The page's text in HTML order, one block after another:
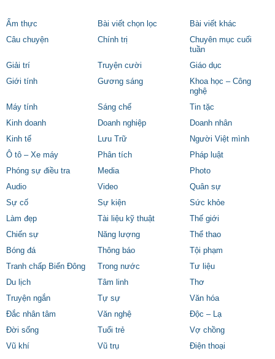
Ẩm thực Bài viết chọn lọc
Bài viết khác
Câu chuyện
Chính trị
Chuyên mục cuối
tuần
Giải trí
Truyện cười
Giáo dục
Giới tính
Gương sáng
Khoa học – Công
nghệ
Máy tính
Sáng chế
Tin tặc
Kinh doanh
Doanh nghiệp
Doanh nhân
Kinh tế
Lưu Trữ
Người Việt mình
Ô tô – Xe máy
Phân tích
Pháp luật
Phóng sự điều tra
Media
Photo
Audio
Video
Quân sự
Sự cố
Sự kiện
Sức khỏe
Làm đẹp
Tài liệu kỹ thuật
Thế giới
Chiến sự
Năng lượng
Thể thao
Bóng đá
Thông báo
Tội phạm
Tranh chấp Biển Đông
Trong nước
Tư liệu
Du lịch
Tâm linh
Thơ
Truyện ngắn
Tự sự
Văn hóa
Đắc nhân tâm
Văn nghệ
Độc – Lạ
Đời sống
Tuổi trẻ
Vợ chồng
Vũ khí
Vũ trụ Điện thoại